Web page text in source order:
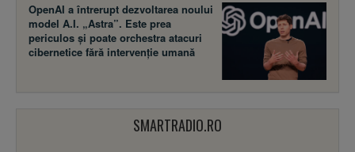
OpenAI a întrerupt dezvoltarea noului
model A.I. „Astra”. Este prea
periculos și poate orchestra atacuri
cibernetice fără intervenție umană
SMARTRADIO.RO